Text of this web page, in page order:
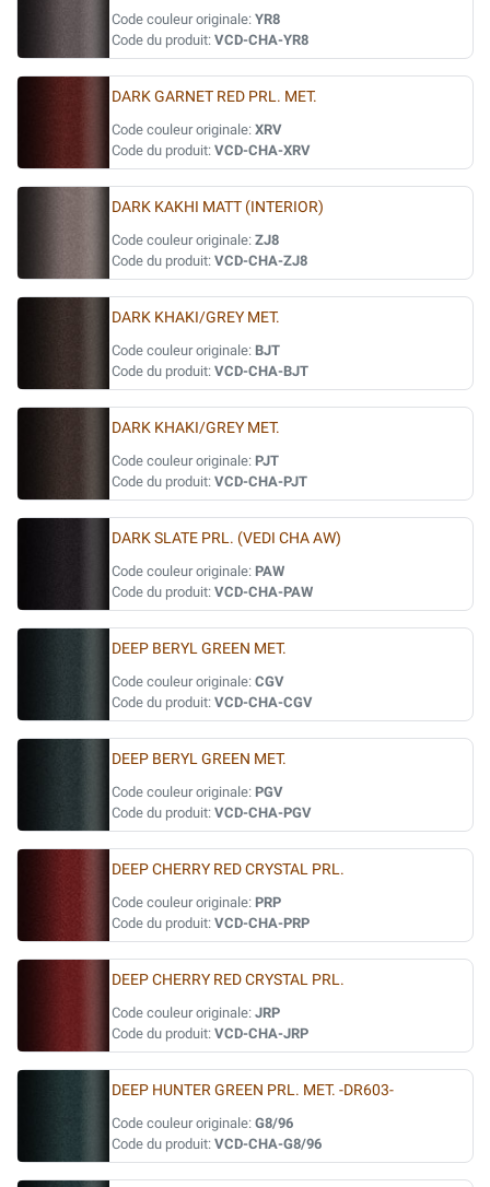
Code couleur originale: YR8
Code du produit: VCD-CHA-YR8
DARK GARNET RED PRL. MET.
Code couleur originale: XRV
Code du produit: VCD-CHA-XRV
DARK KAKHI MATT (INTERIOR)
Code couleur originale: ZJ8
Code du produit: VCD-CHA-ZJ8
DARK KHAKI/GREY MET.
Code couleur originale: BJT
Code du produit: VCD-CHA-BJT
DARK KHAKI/GREY MET.
Code couleur originale: PJT
Code du produit: VCD-CHA-PJT
DARK SLATE PRL. (VEDI CHA AW)
Code couleur originale: PAW
Code du produit: VCD-CHA-PAW
DEEP BERYL GREEN MET.
Code couleur originale: CGV
Code du produit: VCD-CHA-CGV
DEEP BERYL GREEN MET.
Code couleur originale: PGV
Code du produit: VCD-CHA-PGV
DEEP CHERRY RED CRYSTAL PRL.
Code couleur originale: PRP
Code du produit: VCD-CHA-PRP
DEEP CHERRY RED CRYSTAL PRL.
Code couleur originale: JRP
Code du produit: VCD-CHA-JRP
DEEP HUNTER GREEN PRL. MET. -DR603-
Code couleur originale: G8/96
Code du produit: VCD-CHA-G8/96